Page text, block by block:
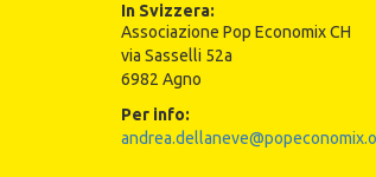
In Svizzera:
Associazione Pop Economix CH
via Sasselli 52a
6982 Agno
Per info: